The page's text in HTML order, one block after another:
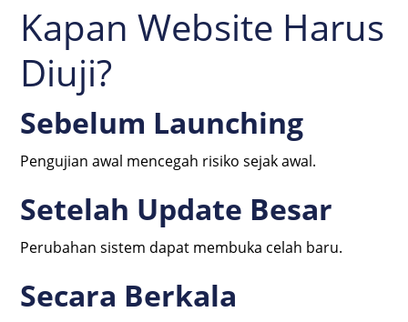
Kapan Website Harus
Diuji?
Sebelum Launching
Pengujian awal mencegah risiko sejak awal.
Setelah Update Besar
Perubahan sistem dapat membuka celah baru.
Secara Berkala